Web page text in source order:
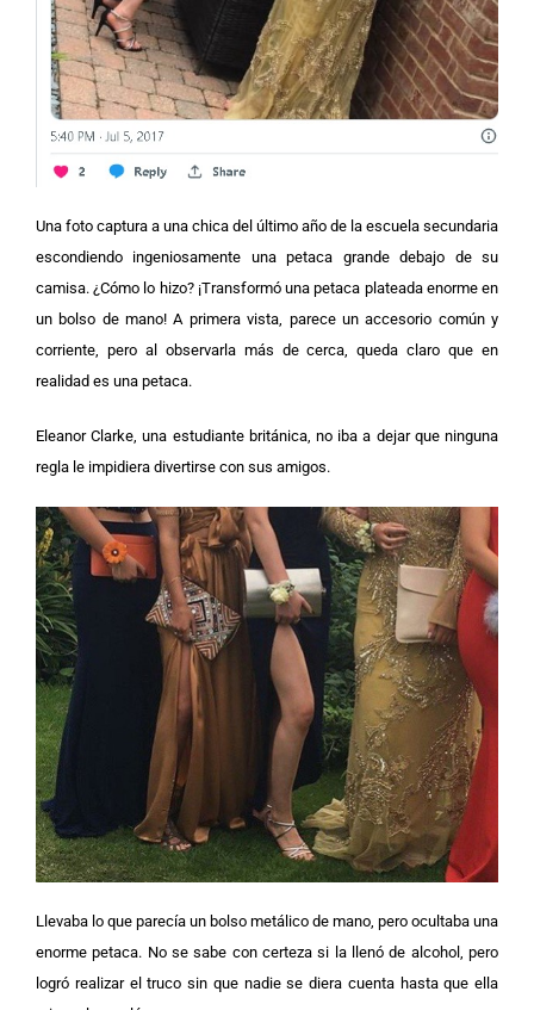
Una foto captura a una chica del último año de la escuela secundaria
escondiendo ingeniosamente una petaca grande debajo de su
camisa. ¿Cómo lo hizo? ¡Transformó una petaca plateada enorme en
un bolso de mano! A primera vista, parece un accesorio común y
corriente, pero al observarla más de cerca, queda claro que en
realidad es una petaca.
Eleanor Clarke, una estudiante británica, no iba a dejar que ninguna
regla le impidiera divertirse con sus amigos.
Llevaba lo que parecía un bolso metálico de mano, pero ocultaba una
enorme petaca. No se sabe con certeza si la llenó de alcohol, pero
logró realizar el truco sin que nadie se diera cuenta hasta que ella